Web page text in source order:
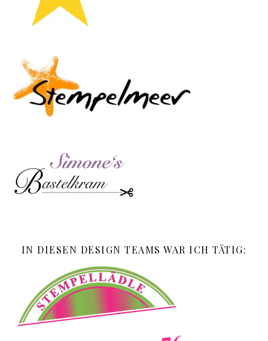
IN DIESEN DESIGN TEAMS WAR ICH TÄTIG: